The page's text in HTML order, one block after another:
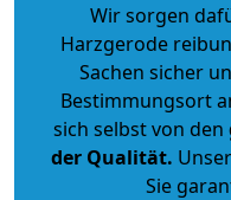
Wir sorgen
Harzgerode
Sachen sicher
Bestimmungsort
sich selbst von den
der Qualität.
Sie